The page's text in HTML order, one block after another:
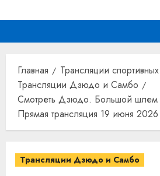
Главная
Трансляции
Трансляции Дзюдо и Самбо
Смотреть Дзюдо. Большой шлем
Прямая трансляция 19 июня 2026
Трансляции Дзюдо и Самбо